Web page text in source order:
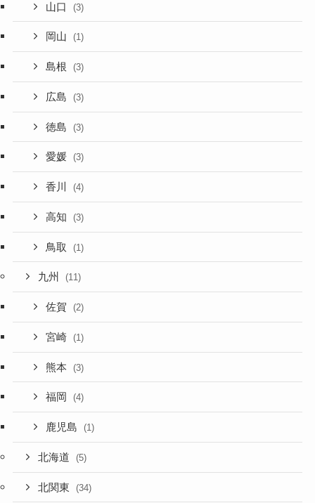
山口 (3)
岡山 (1)
島根 (3)
広島 (3)
徳島 (3)
愛媛 (3)
香川 (4)
高知 (3)
鳥取 (1)
九州 (11)
佐賀 (2)
宮崎 (1)
熊本 (3)
福岡 (4)
鹿児島 (1)
北海道 (5)
北関東 (34)